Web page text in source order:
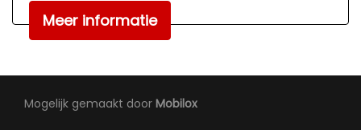
Elektronisch stabiliteits programma
Elektronische remkrachtverdeling
Voertuig heeft 134.456 km op de teller,
aantoonbaar middels onderhoudsboekjes die
perfect, technisch in zeer goede staat!
Meer informatie
Mogelijk gemaakt door Mobilox